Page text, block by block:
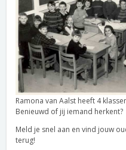
Ramona van Aalst heeft 4
Benieuwd of jij iemand herkent?
Meld je snel aan en vind jouw
terug!